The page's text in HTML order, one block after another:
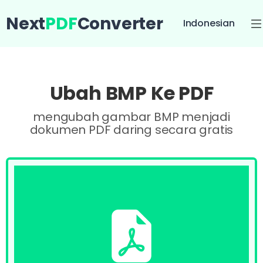
NextPDFConverter Indonesian
Ubah BMP Ke PDF
mengubah gambar BMP menjadi
dokumen PDF daring secara gratis